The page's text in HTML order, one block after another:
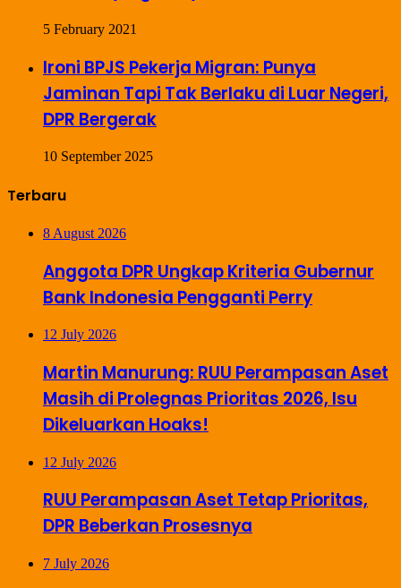
5 February 2021
Ironi BPJS Pekerja Migran: Punya
Jaminan Tapi Tak Berlaku di Luar Negeri,
DPR Bergerak
10 September 2025
Terbaru
8 August 2026
Anggota DPR Ungkap Kriteria Gubernur
Bank Indonesia Pengganti Perry
12 July 2026
Martin Manurung: RUU Perampasan Aset
Masih di Prolegnas Prioritas 2026, Isu
Dikeluarkan Hoaks!
12 July 2026
RUU Perampasan Aset Tetap Prioritas,
DPR Beberkan Prosesnya
7 July 2026